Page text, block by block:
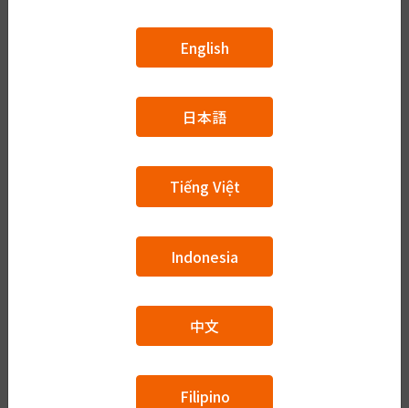
あなたの収入で生活している家族の数をかいてください。
必須 現在お住まいの国について選んでください。
キーワード検索
English
日本語
Tiếng Việt
Indonesia
中文
Filipino